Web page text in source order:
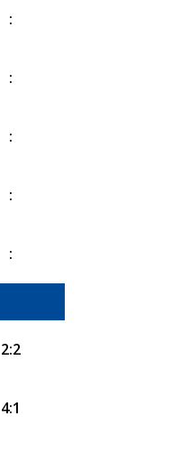
:
:
:
:
:
2:2
4:1